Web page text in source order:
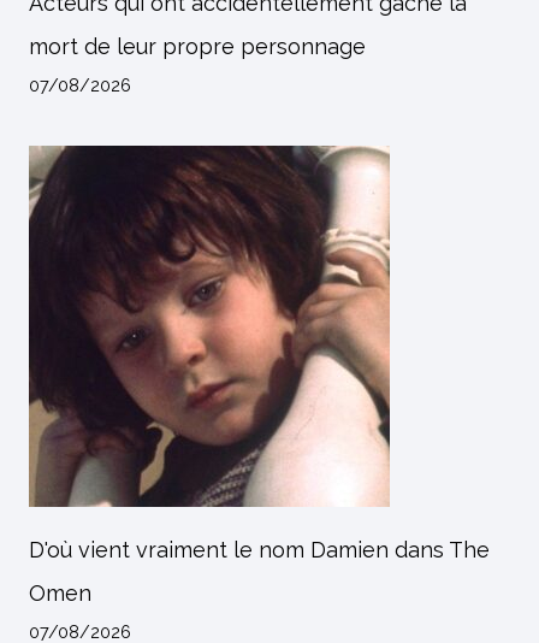
mort de leur propre personnage
07/08/2026
D'où vient vraiment le nom Damien dans The
Omen
07/08/2026